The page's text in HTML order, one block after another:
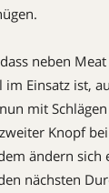
neben
im Einsatz ist,
mit
Knopf
ändern sich
nächsten